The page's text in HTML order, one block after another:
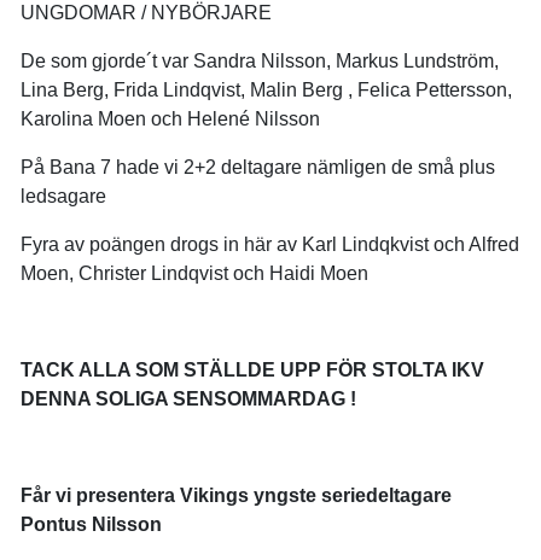
UNGDOMAR / NYBÖRJARE
De som gjorde´t var Sandra Nilsson, Markus Lundström,
Lina Berg, Frida Lindqvist, Malin Berg , Felica Pettersson,
Karolina Moen och Helené Nilsson
På Bana 7 hade vi 2+2 deltagare nämligen de små plus
ledsagare
Fyra av poängen drogs in här av Karl Lindqkvist och Alfred
Moen, Christer Lindqvist och Haidi Moen
TACK ALLA SOM STÄLLDE UPP FÖR STOLTA IKV
DENNA SOLIGA SENSOMMARDAG !
Får vi presentera Vikings yngste seriedeltagare
Pontus Nilsson